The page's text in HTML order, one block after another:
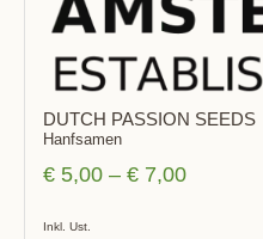
DUTCH PASSION SEEDS
Hanfsamen
€ 5,00 –€ 7,00
Inkl. Ust.